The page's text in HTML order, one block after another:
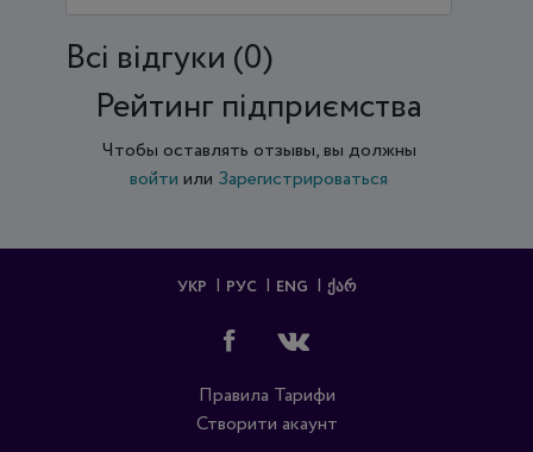
Всi відгуки (0)
Рейтинг підприємства
Чтобы оставлять отзывы, вы должны
войти или Зарегистрироваться
УКР РУС ENG ᲥᲐᲠ
Правила Тарифи
Створити акаунт